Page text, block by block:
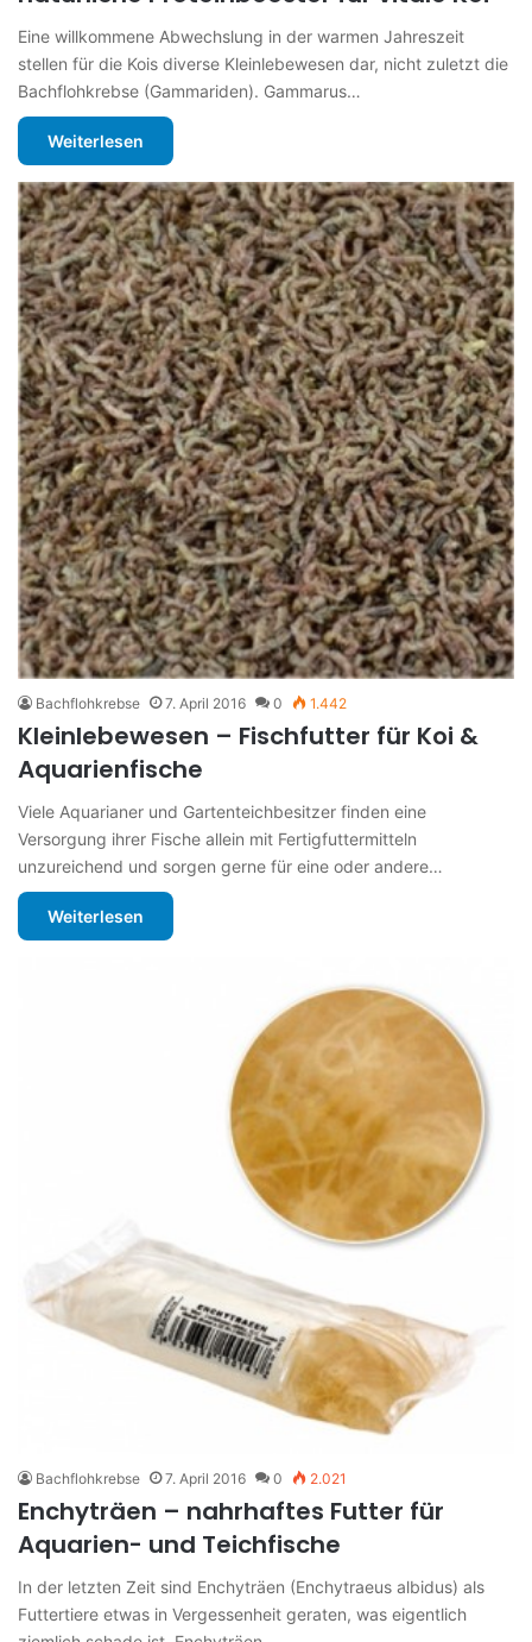
Eine willkommene Abwechslung in der warmen Jahreszeit
stellen für die Kois diverse Kleinlebewesen dar, nicht zuletzt die
Bachflohkrebse (Gammariden). Gammarus…
Weiterlesen
Bachflohkrebse 7. April 2016 0 1.442
Kleinlebewesen – Fischfutter für Koi &
Aquarienfische
Viele Aquarianer und Gartenteichbesitzer finden eine
Versorgung ihrer Fische allein mit Fertigfuttermitteln
unzureichend und sorgen gerne für eine oder andere…
Weiterlesen
Bachflohkrebse 7. April 2016 0 2.021
Enchyträen – nahrhaftes Futter für
Aquarien- und Teichfische
In der letzten Zeit sind Enchyträen (Enchytraeus albidus) als
Futtertiere etwas in Vergessenheit geraten, was eigentlich